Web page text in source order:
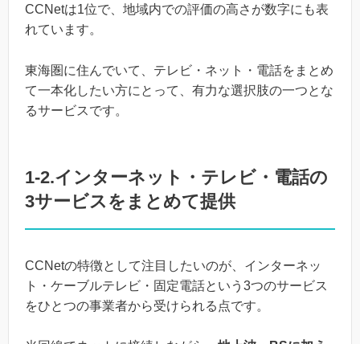
CCNetは1位で、地域内での評価の高さが数字にも表
れています。
東海圏に住んでいて、テレビ・ネット・電話をまとめ
て一本化したい方にとって、有力な選択肢の一つとな
るサービスです。
1-2.インターネット・テレビ・電話の
3サービスをまとめて提供
CCNetの特徴として注目したいのが、インターネッ
ト・ケーブルテレビ・固定電話という3つのサービス
をひとつの事業者から受けられる点です。